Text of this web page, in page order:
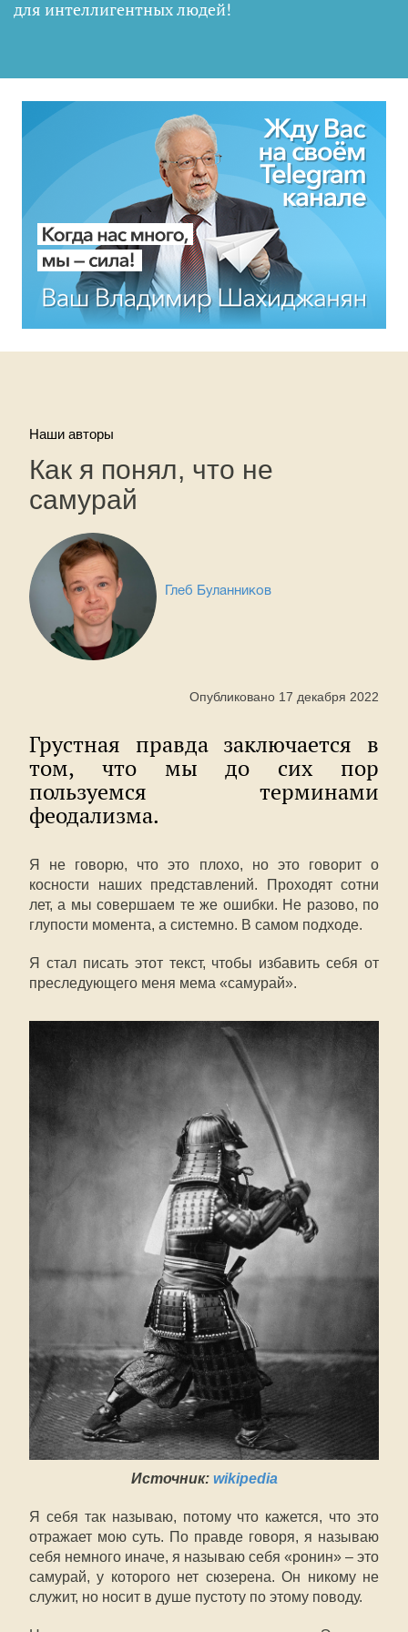
для интеллигентных людей!
Наши авторы
Как я понял, что не
самурай
Глеб Буланников
Опубликовано 17 декабря 2022
Грустная правда заключается в
том, что мы до сих пор
пользуемся терминами
феодализма.
Я не говорю, что это плохо, но это говорит о
косности наших представлений. Проходят сотни
лет, а мы совершаем те же ошибки. Не разово, по
глупости момента, а системно. В самом подходе.
Я стал писать этот текст, чтобы избавить себя от
преследующего меня мема «самурай».
Источник: wikipedia
Я себя так называю, потому что кажется, что это
отражает мою суть. По правде говоря, я называю
себя немного иначе, я называю себя «ронин» – это
самурай, у которого нет сюзерена. Он никому не
служит, но носит в душе пустоту по этому поводу.